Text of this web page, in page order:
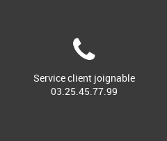
Service client joignable
03.25.45.77.99